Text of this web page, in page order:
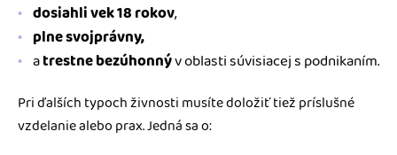
dosiahli vek 18 rokov,
plne svojprávny,
atrestne bezúhonnýv oblasti súvisiacej s podnikaním.
Pri ďalších typoch živnosti musíte doložiť tiež príslušné
vzdelanie alebo prax. Jedná sa o: